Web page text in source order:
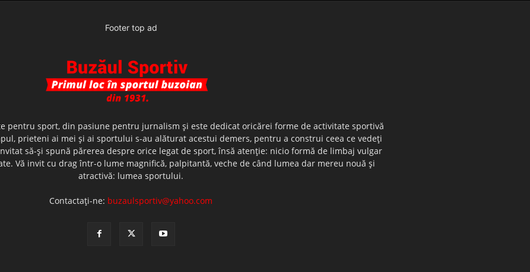
Footer top ad
pentru sport, din pasiune pentru jurnalism şi este dedicat oricărei forme de activitate sportivă
prieteni ai mei şi ai sportului s-au alăturat acestui demers, pentru a construi ceea ce vedeţi
să-şi spună părerea despre orice legat de sport, însă atenţie: nicio formă de limbaj vulgar
Vă invit cu drag într-o lume magnifică, palpitantă, veche de când lumea dar mereu nouă şi
atractivă: lumea sportului.
Contactați-ne: buzaulsportiv@yahoo.com